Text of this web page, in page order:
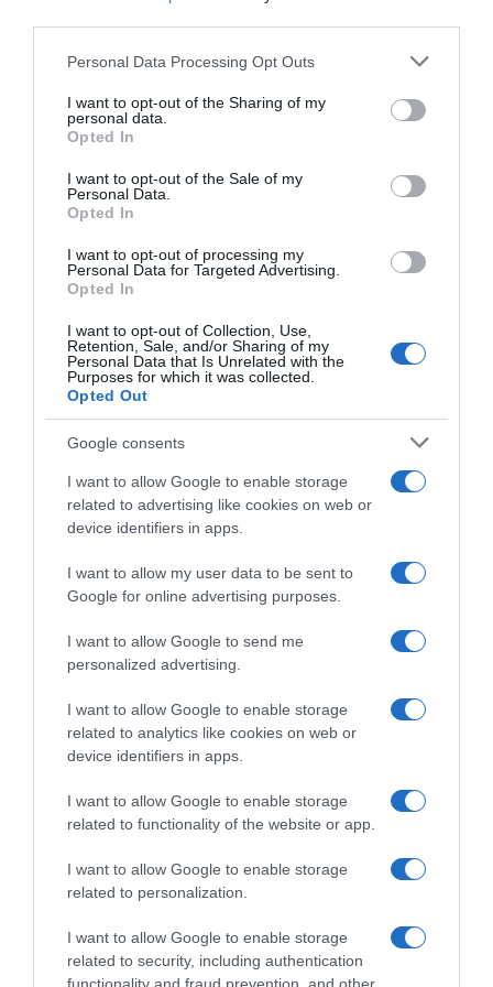
Please note that this website/app uses one or more Google
not limited to your visit or usage behaviour. You may click to
grant or deny consent to Google and its third-party tags to
use your data for below specified purposes in below Google
consent section.
Personal Data Processing Opt Outs
I want to opt-out of the Sharing of my
personal data.
Opted In
I want to opt-out of the Sale of my
Personal Data.
Opted In
I want to opt-out of processing my
Personal Data for Targeted Advertising.
Opted In
I want to opt-out of Collection, Use,
Retention, Sale, and/or Sharing of my
Personal Data that Is Unrelated with the
Purposes for which it was collected.
Opted Out
Google consents
I want to allow Google to enable storage
related to advertising like cookies on web or
device identifiers in apps.
I want to allow my user data to be sent to
Google for online advertising purposes.
I want to allow Google to send me
personalized advertising.
I want to allow Google to enable storage
related to analytics like cookies on web or
device identifiers in apps.
I want to allow Google to enable storage
related to functionality of the website or app.
I want to allow Google to enable storage
related to personalization.
I want to allow Google to enable storage
related to security, including authentication
ROTEIRO
Roteiro de fim-de-semana dos hotéis Savoy
Signature com destaque para Helena Guedes
9 Jul 09:58
PRODUTOS E MARCAS
Savoy Signature lança Bombom Solidário
2 Jul 16:02